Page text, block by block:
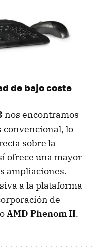
de bajo coste
nos encontramos
convencional, lo
sobre la
ofrece una mayor
ampliaciones.
a la plataforma
de
oAMD Phenom II.